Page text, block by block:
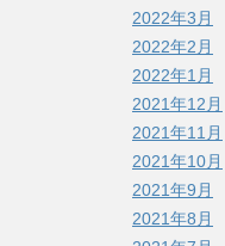
2022年3月
2022年2月
2022年1月
2021年12月
2021年11月
2021年10月
2021年9月
2021年8月